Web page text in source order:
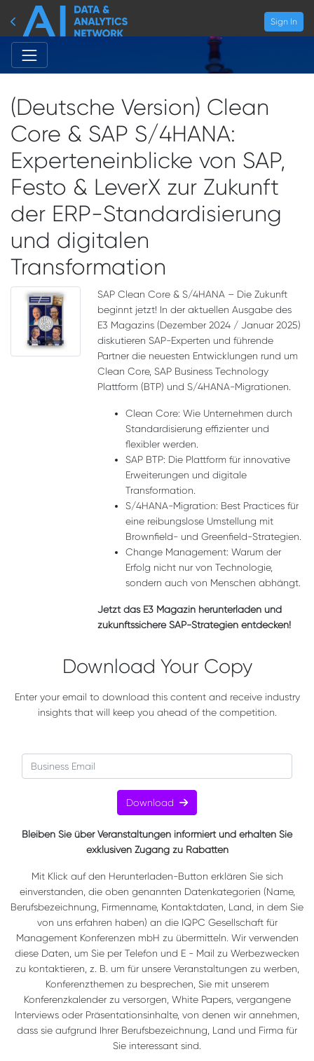
Sign In
(Deutsche Version) Clean
Core & SAP S/4HANA:
Experteneinblicke von SAP,
Festo & LeverX zur Zukunft
der ERP-Standardisierung
und digitalen
Transformation
SAP Clean Core & S/4HANA – Die Zukunft
beginnt jetzt! In der aktuellen Ausgabe des
E3 Magazins (Dezember 2024 / Januar 2025)
diskutieren SAP-Experten und führende
Partner die neuesten Entwicklungen rund um
Clean Core, SAP Business Technology
Plattform (BTP) und S/4HANA-Migrationen.
Clean Core: Wie Unternehmen durch
Standardisierung effizienter und
flexibler werden.
SAP BTP: Die Plattform für innovative
Erweiterungen und digitale
Transformation.
S/4HANA-Migration: Best Practices für
eine reibungslose Umstellung mit
Brownfield- und Greenfield-Strategien.
Change Management: Warum der
Erfolg nicht nur von Technologie,
sondern auch von Menschen abhängt.
Jetzt das E3 Magazin herunterladen und
zukunftssichere SAP-Strategien entdecken!
Download Your Copy
Enter your email to download this content and receive industry
insights that will keep you ahead of the competition.
Download
Bleiben Sie über Veranstaltungen informiert und erhalten Sie
exklusiven Zugang zu Rabatten
Mit Klick auf den Herunterladen-Button erklären Sie sich
einverstanden, die oben genannten Datenkategorien (Name,
Berufsbezeichnung, Firmenname, Kontaktdaten, Land, in dem Sie
von uns erfahren haben) an die IQPC Gesellschaft für
Management Konferenzen mbH zu übermitteln. Wir verwenden
diese Daten, um Sie per Telefon und E - Mail zu Werbezwecken
zu kontaktieren, z. B. um für unsere Veranstaltungen zu werben,
Konferenzthemen zu besprechen, Sie mit unserem
Konferenzkalender zu versorgen, White Papers, vergangene
Interviews oder Präsentationsinhalte, von denen wir annehmen,
dass sie aufgrund Ihrer Berufsbezeichnung, Land und Firma für
Sie interessant sind.